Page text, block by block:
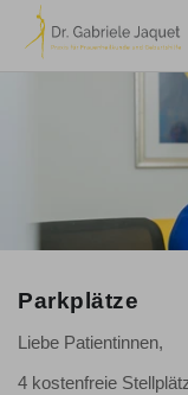
Parkplätze
Liebe Patientinnen,
4 kostenfreie